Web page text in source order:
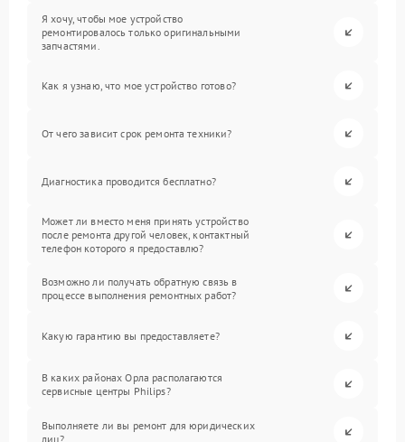
Я хочу, чтобы мое устройство
ремонтировалось только оригинальными
запчастями.
Как я узнаю, что мое устройство готово?
От чего зависит срок ремонта техники?
Диагностика проводится бесплатно?
Может ли вместо меня принять устройство
после ремонта другой человек, контактный
телефон которого я предоставлю?
Возможно ли получать обратную связь в
процессе выполнения ремонтных работ?
Какую гарантию вы предоставляете?
В каких районах Орла располагаются
сервисные центры Philips?
Выполняете ли вы ремонт для юридических
лиц?